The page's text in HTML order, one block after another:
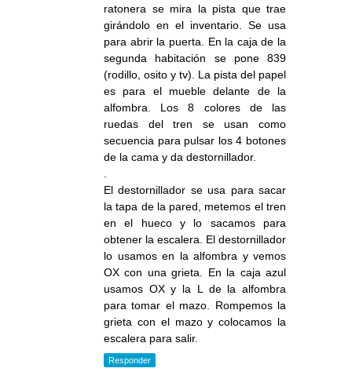
ratonera se mira la pista que trae
girándolo en el inventario. Se usa
para abrir la puerta. En la caja de la
segunda habitación se pone 839
(rodillo, osito y tv). La pista del papel
es para el mueble delante de la
alfombra. Los 8 colores de las
ruedas del tren se usan como
secuencia para pulsar los 4 botones
de la cama y da destornillador.
El destornillador se usa para sacar
la tapa de la pared, metemos el tren
en el hueco y lo sacamos para
obtener la escalera. El destornillador
lo usamos en la alfombra y vemos
OX con una grieta. En la caja azul
usamos OX y la L de la alfombra
para tomar el mazo. Rompemos la
grieta con el mazo y colocamos la
escalera para salir.
Responder